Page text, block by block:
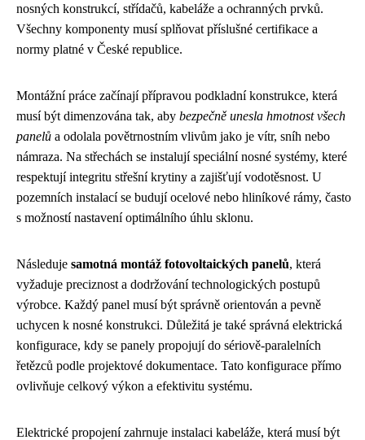
nosných konstrukcí, střídačů, kabeláže a ochranných prvků.
Všechny komponenty musí splňovat příslušné certifikace a
normy platné v České republice.
Montážní práce začínají přípravou podkladní konstrukce, která
musí být dimenzována tak, aby bezpečně unesla hmotnost všech
panelů a odolala povětrnostním vlivům jako je vítr, sníh nebo
námraza. Na střechách se instalují speciální nosné systémy, které
respektují integritu střešní krytiny a zajišťují vodotěsnost. U
pozemních instalací se budují ocelové nebo hliníkové rámy, často
s možností nastavení optimálního úhlu sklonu.
Následuje samotná montáž fotovoltaických panelů, která
vyžaduje preciznost a dodržování technologických postupů
výrobce. Každý panel musí být správně orientován a pevně
uchycen k nosné konstrukci. Důležitá je také správná elektrická
konfigurace, kdy se panely propojují do sériově-paralelních
řetězců podle projektové dokumentace. Tato konfigurace přímo
ovlivňuje celkový výkon a efektivitu systému.
Elektrické propojení zahrnuje instalaci kabeláže, která musí být